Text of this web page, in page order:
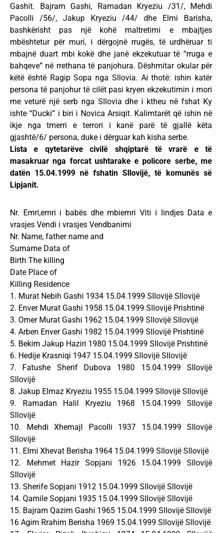
Gashit. Bajram Gashi, Ramadan Kryeziu /31/, Mehdi
Pacolli /56/, Jakup Kryeziu /44/ dhe Elmi Barisha,
bashkërisht pas një kohë maltretimi e mbajtjes
mbështetur për muri, i dërgojnë rrugës, të urdhëruar ti
mbajnë duart mbi kokë dhe janë ekzekutuar të “rruga e
bahqeve” në rrethana të panjohura. Dëshmitar okular për
këtë është Ragip Sopa nga Sllovia. Ai thotë: ishin katër
persona të panjohur të cilët pasi kryen ekzekutimin i mori
me veturë një serb nga Sllovia dhe i ktheu në fshat Ky
ishte “Ducki” i biri i Novica Arsiqit. Kalimtarët që ishin në
ikje nga tmerri e terrori i kanë parë të gjallë këta
gjashtë/6/ persona, duke i dërguar kah kisha serbe.
Lista e qytetarëve civilë shqiptarë të vrarë e të
masakruar nga forcat ushtarake e policore serbe, me
datën 15.04.1999 në fshatin Sllovijë, të komunës së
Lipjanit.
Nr. Emri,emri i babës dhe mbiemri Viti i lindjes Data e
vrasjes Vendi i vrasjes Vendbanimi
Nr. Name, father name and
Surname Data of
Birth The killing
Date Place of
Killing Residence
1. Murat Nebih Gashi 1934 15.04.1999 Sllovijë Sllovijë
2. Enver Murat Gashi 1958 15.04.1999 Sllovijë Prishtinë
3. Omer Murat Gashi 1962 15.04.1999 Sllovijë Sllovijë
4. Arben Enver Gashi 1982 15.04.1999 Sllovijë Prishtinë
5. Bekim Jakup Haziri 1980 15.04.1999 Sllovijë Prishtinë
6. Hedije Krasniqi 1947 15.04.1999 Sllovijë Sllovijë
7. Fatushe Sherif Dubova 1980 15.04.1999 Sllovijë
Sllovijë
8. Jakup Elmaz Kryeziu 1955 15.04.1999 Sllovijë Sllovijë
9. Ramadan Halil Kryeziu 1968 15.04.1999 Sllovijë
Sllovijë
10. Mehdi Xhemajl Pacolli 1937 15.04.1999 Sllovijë
Sllovijë
11. Elmi Xhevat Berisha 1964 15.04.1999 Sllovijë Sllovijë
12. Mehmet Hazir Sopjani 1926 15.04.1999 Sllovijë
Sllovijë
13. Sherife Sopjani 1912 15.04.1999 Sllovijë Sllovijë
14. Qamile Sopjani 1935 15.04.1999 Sllovijë Sllovijë
15. Bajram Qazim Gashi 1965 15.04.1999 Sllovijë Sllovijë
16 Agim Rrahim Berisha 1969 15.04.1999 Sllovijë Sllovijë